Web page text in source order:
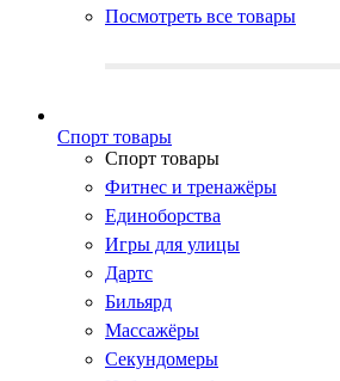
Посмотреть все товары
Cпорт товары
Cпорт товары
Фитнес и тренажёры
Единоборства
Игры для улицы
Дартс
Бильярд
Массажёры
Секундомеры